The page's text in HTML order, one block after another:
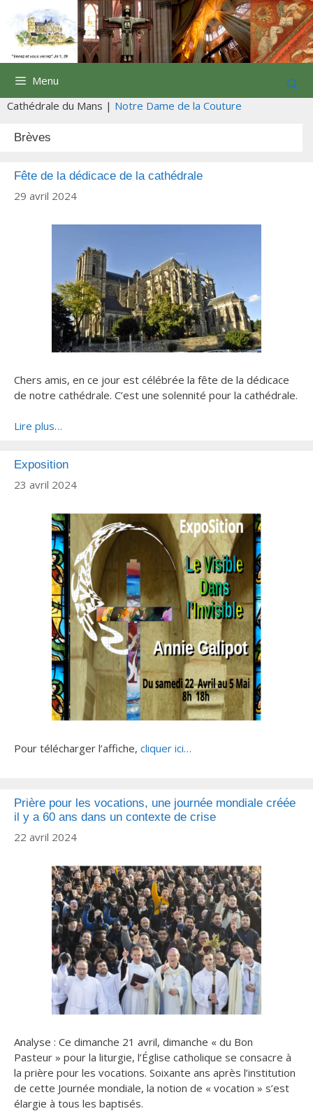
contenu
Menu
Cathédrale du Mans | Notre Dame de la Couture
Brèves
Fête de la dédicace de la cathédrale
29 avril 2024
Chers amis, en ce jour est célébrée la fête de la dédicace
de notre cathédrale. C’est une solennité pour la cathédrale.
Lire plus…
Exposition
23 avril 2024
Pour télécharger l’affiche, cliquer ici…
Prière pour les vocations, une journée mondiale créée
il y a 60 ans dans un contexte de crise
22 avril 2024
Analyse : Ce dimanche 21 avril, dimanche « du Bon
Pasteur » pour la liturgie, l’Église catholique se consacre à
la prière pour les vocations. Soixante ans après l’institution
de cette Journée mondiale, la notion de « vocation » s’est
élargie à tous les baptisés.